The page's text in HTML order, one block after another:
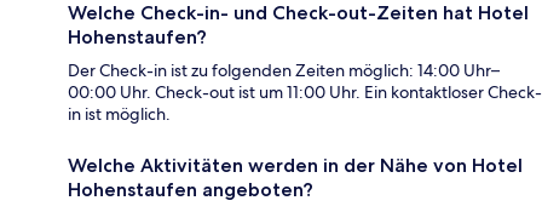
Welche Check-in- und Check-out-Zeiten hat Hotel
Hohenstaufen?
Der Check-in ist zu folgenden Zeiten möglich: 14:00 Uhr–
00:00 Uhr. Check-out ist um 11:00 Uhr. Ein kontaktloser Check-
in ist möglich.
Welche Aktivitäten werden in der Nähe von Hotel
Hohenstaufen angeboten?